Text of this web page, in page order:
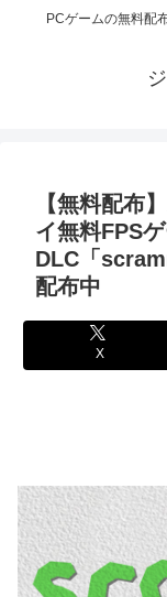
PCゲームの無料配
【無料配布
イ無料FPS
DLC「
配布中
X